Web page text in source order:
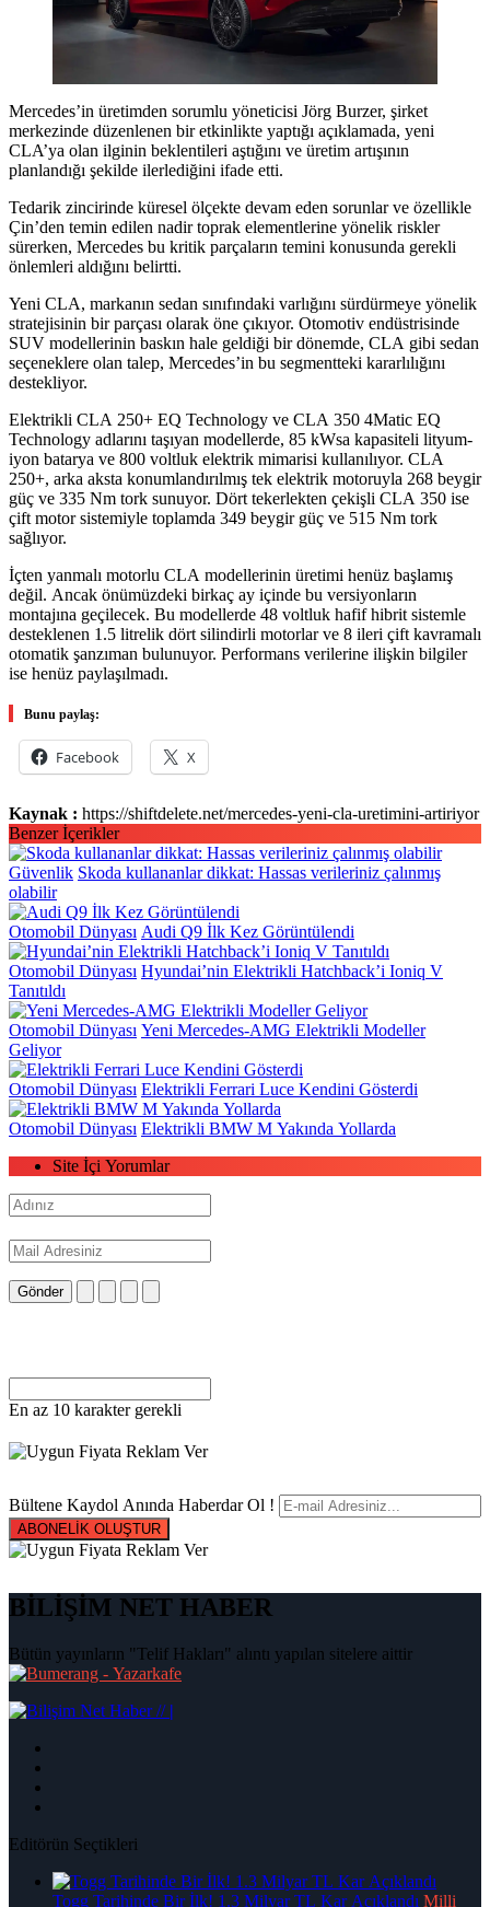
Mercedes’in üretimden sorumlu yöneticisi Jörg Burzer, şirket
merkezinde düzenlenen bir etkinlikte yaptığı açıklamada, yeni
CLA’ya olan ilginin beklentileri aştığını ve üretim artışının
planlandığı şekilde ilerlediğini ifade etti.
Tedarik zincirinde küresel ölçekte devam eden sorunlar ve özellikle
Çin’den temin edilen nadir toprak elementlerine yönelik riskler
sürerken, Mercedes bu kritik parçaların temini konusunda gerekli
önlemleri aldığını belirtti.
Yeni CLA, markanın sedan sınıfındaki varlığını sürdürmeye yönelik
stratejisinin bir parçası olarak öne çıkıyor. Otomotiv endüstrisinde
SUV modellerinin baskın hale geldiği bir dönemde, CLA gibi sedan
seçeneklere olan talep, Mercedes’in bu segmentteki kararlılığını
destekliyor.
Elektrikli CLA 250+ EQ Technology ve CLA 350 4Matic EQ
Technology adlarını taşıyan modellerde, 85 kWsa kapasiteli lityum-
iyon batarya ve 800 voltluk elektrik mimarisi kullanılıyor. CLA
250+, arka aksta konumlandırılmış tek elektrik motoruyla 268 beygir
güç ve 335 Nm tork sunuyor. Dört tekerlekten çekişli CLA 350 ise
çift motor sistemiyle toplamda 349 beygir güç ve 515 Nm tork
sağlıyor.
İçten yanmalı motorlu CLA modellerinin üretimi henüz başlamış
değil. Ancak önümüzdeki birkaç ay içinde bu versiyonların
montajına geçilecek. Bu modellerde 48 voltluk hafif hibrit sistemle
desteklenen 1.5 litrelik dört silindirli motorlar ve 8 ileri çift kavramalı
otomatik şanzıman bulunuyor. Performans verilerine ilişkin bilgiler
ise henüz paylaşılmadı.
Bunu paylaş:
Facebook X
Kaynak : https://shiftdelete.net/mercedes-yeni-cla-uretimini-artiriyor
Benzer İçerikler
Güvenlik Skoda kullananlar dikkat: Hassas verileriniz çalınmış
olabilir
Otomobil Dünyası Audi Q9 İlk Kez Görüntülendi
Otomobil Dünyası Hyundai’nin Elektrikli Hatchback’i Ioniq V
Tanıtıldı
Otomobil Dünyası Yeni Mercedes-AMG Elektrikli Modeller
Geliyor
Otomobil Dünyası Elektrikli Ferrari Luce Kendini Gösterdi
Otomobil Dünyası Elektrikli BMW M Yakında Yollarda
Site İçi Yorumlar
Gönder
En az 10 karakter gerekli
Bültene Kaydol Anında Haberdar Ol !
ABONELİK OLUŞTUR
BİLİŞİM NET HABER
Bütün yayınların "Telif Hakları" alıntı yapılan sitelere aittir
|
Editörün Seçtikleri
Togg Tarihinde Bir İlk! 1.3 Milyar TL Kar Açıklandı Milli